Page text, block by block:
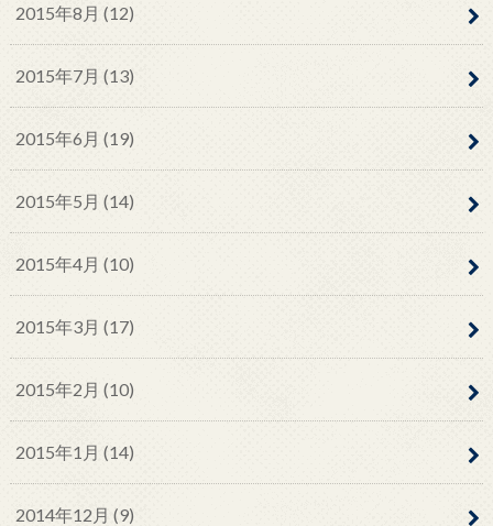
2015年8月 (12)
2015年7月 (13)
2015年6月 (19)
2015年5月 (14)
2015年4月 (10)
2015年3月 (17)
2015年2月 (10)
2015年1月 (14)
2014年12月 (9)